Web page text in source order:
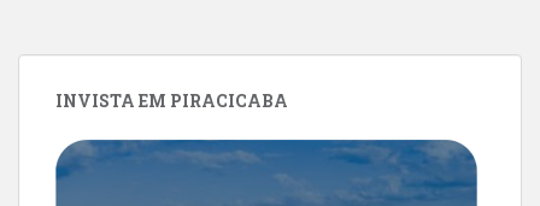
INVISTA EM PIRACICABA